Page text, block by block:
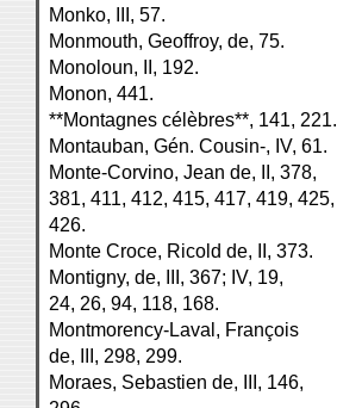
Monko, III, 57.
Monmouth, Geoffroy, de, 75.
Monoloun, II, 192.
Monon, 441.
**Montagnes célèbres**, 141, 221.
Montauban, Gén. Cousin-, IV, 61.
Monte-Corvino, Jean de, II, 378,
381, 411, 412, 415, 417, 419, 425,
426.
Monte Croce, Ricold de, II, 373.
Montigny, de, III, 367; IV, 19,
24, 26, 94, 118, 168.
Montmorency-Laval, François
de, III, 298, 299.
Moraes, Sebastien de, III, 146,